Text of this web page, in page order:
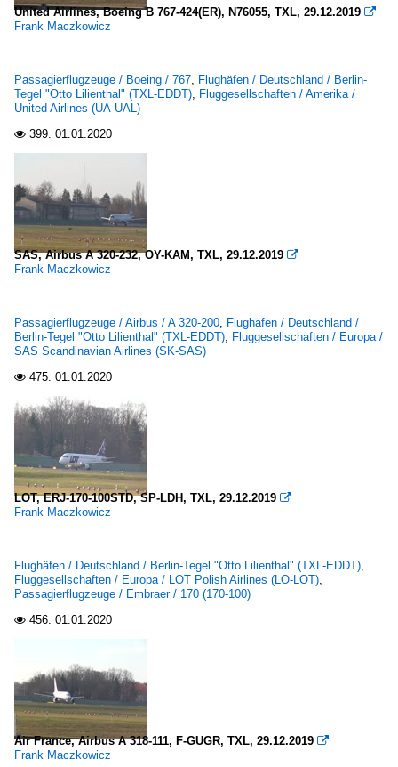
United Airlines, Boeing B 767-424(ER), N76055, TXL, 29.12.2019 
Frank Maczkowicz
Passagierflugzeuge / Boeing / 767, Flughäfen / Deutschland / Berlin-
Tegel "Otto Lilienthal" (TXL-EDDT), Fluggesellschaften / Amerika /
United Airlines (UA-UAL)
 399. 01.01.2020
SAS, Airbus A 320-232, OY-KAM, TXL, 29.12.2019 
Frank Maczkowicz
Passagierflugzeuge / Airbus / A 320-200, Flughäfen / Deutschland /
Berlin-Tegel "Otto Lilienthal" (TXL-EDDT), Fluggesellschaften / Europa /
SAS Scandinavian Airlines (SK-SAS)
 475. 01.01.2020
LOT, ERJ-170-100STD, SP-LDH, TXL, 29.12.2019 
Frank Maczkowicz
Flughäfen / Deutschland / Berlin-Tegel "Otto Lilienthal" (TXL-EDDT),
Fluggesellschaften / Europa / LOT Polish Airlines (LO-LOT),
Passagierflugzeuge / Embraer / 170 (170-100)
 456. 01.01.2020
Air France, Airbus A 318-111, F-GUGR, TXL, 29.12.2019 
Frank Maczkowicz